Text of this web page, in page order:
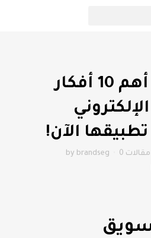
للتسويق الإلكتروني التي
أهم 10 أفكار
الآن!
مقالات by brandseg
0